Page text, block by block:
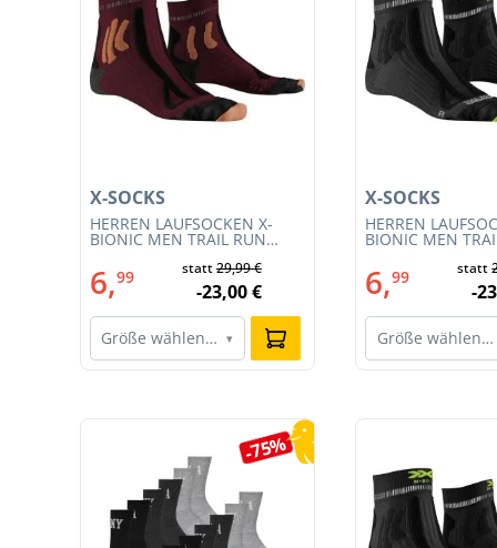
HERREN LAUFSOCKEN X-
BIONIC MEN TRAIL RUN
R019)
X-SOCKS
6,99 statt29,99 €
-23,00 €
Größe wählen… ▾
HERREN
BIONIC MEN
011)
X-SOCKS
6,99 statt
-
Größe wählen…
Produktgalerie überspringen
-75%